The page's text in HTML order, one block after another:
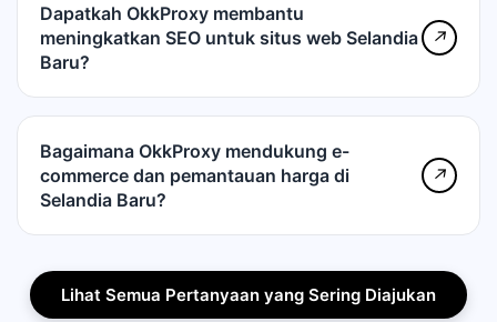
Dapatkah OkkProxy membantu
meningkatkan SEO untuk situs web Selandia
Baru?
↗
Bagaimana OkkProxy mendukung e-
commerce dan pemantauan harga di
Selandia Baru?
↗
Lihat Semua Pertanyaan yang Sering Diajukan